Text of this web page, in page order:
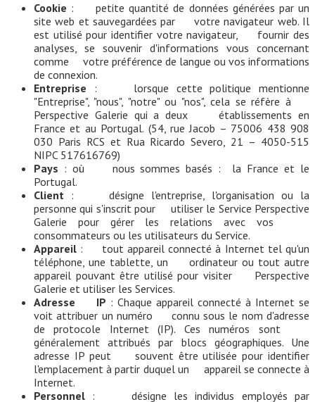
Cookie : petite quantité de données générées par un
site web et sauvegardées par votre navigateur web. Il
est utilisé pour identifier votre navigateur, fournir des
analyses, se souvenir d'informations vous concernant
comme votre préférence de langue ou vos informations
de connexion.
Entreprise : lorsque cette politique mentionne
"Entreprise", "nous", "notre" ou "nos", cela se réfère à
Perspective Galerie qui a deux établissements en
France et au Portugal. (54, rue Jacob – 75006 438 908
030 Paris RCS et Rua Ricardo Severo, 21 – 4050-515
NIPC 517616769)
Pays : où nous sommes basés : la France et le
Portugal.
Client : désigne l'entreprise, l'organisation ou la
personne qui s'inscrit pour utiliser le Service Perspective
Galerie pour gérer les relations avec vos
consommateurs ou les utilisateurs du Service.
Appareil : tout appareil connecté à Internet tel qu'un
téléphone, une tablette, un ordinateur ou tout autre
appareil pouvant être utilisé pour visiter Perspective
Galerie et utiliser les Services.
Adresse IP : Chaque appareil connecté à Internet se
voit attribuer un numéro connu sous le nom d'adresse
de protocole Internet (IP). Ces numéros sont
généralement attribués par blocs géographiques. Une
adresse IP peut souvent être utilisée pour identifier
l'emplacement à partir duquel un appareil se connecte à
Internet.
Personnel : désigne les individus employés par